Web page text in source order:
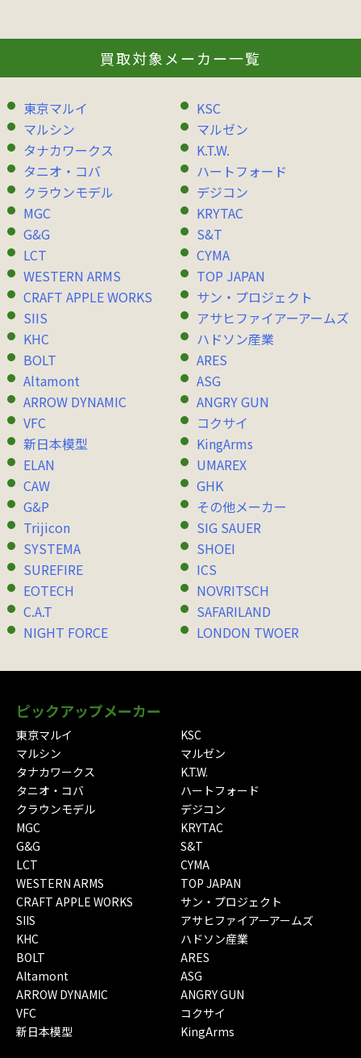
買取対象メーカー一覧
東京マルイ
KSC
マルシン
マルゼン
タナカワークス
K.T.W.
タニオ・コバ
ハートフォード
クラウンモデル
デジコン
MGC
KRYTAC
G&G
S&T
LCT
CYMA
WESTERN ARMS
TOP JAPAN
CRAFT APPLE WORKS
サン・プロジェクト
SIIS
アサヒファイアーアームズ
KHC
ハドソン産業
BOLT
ARES
Altamont
ASG
ARROW DYNAMIC
ANGRY GUN
VFC
コクサイ
新日本模型
KingArms
ELAN
UMAREX
CAW
GHK
G&P
その他メーカー
Trijicon
SIG SAUER
SYSTEMA
SHOEI
SUREFIRE
ICS
EOTECH
NOVRITSCH
C.A.T
SAFARILAND
NIGHT FORCE
LONDON TWOER
ピックアップメーカー
東京マルイ
KSC
マルシン
マルゼン
タナカワークス
K.T.W.
タニオ・コバ
ハートフォード
クラウンモデル
デジコン
MGC
KRYTAC
G&G
S&T
LCT
CYMA
WESTERN ARMS
TOP JAPAN
CRAFT APPLE WORKS
サン・プロジェクト
SIIS
アサヒファイアーアームズ
KHC
ハドソン産業
BOLT
ARES
Altamont
ASG
ARROW DYNAMIC
ANGRY GUN
VFC
コクサイ
新日本模型
KingArms